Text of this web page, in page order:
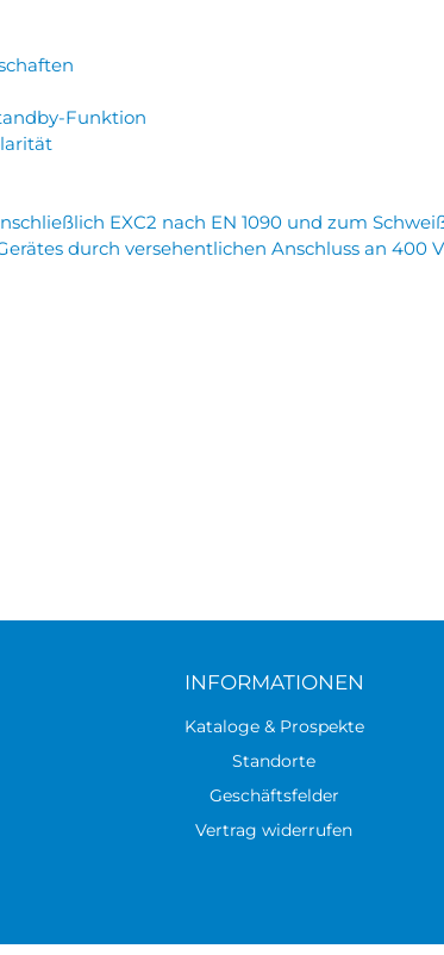
Funktion
EXC2 nach EN 1090 und zum
durch versehentlichen Anschluss an 400
INFORMATIONEN
Kataloge & Prospekte
Standorte
Geschäftsfelder
Vertrag widerrufen